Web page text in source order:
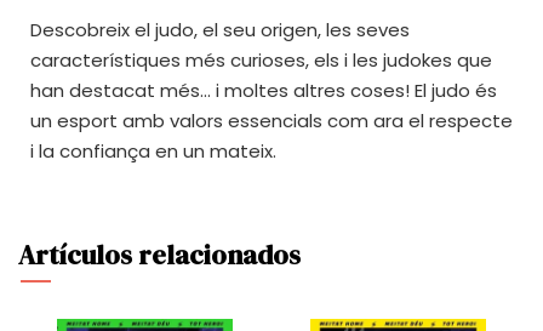
Descobreix el judo, el seu origen, les seves
característiques més curioses, els i les judokes que
han destacat més... i moltes altres coses! El judo és
un esport amb valors essencials com ara el respecte
i la confiança en un mateix.
Artículos relacionados